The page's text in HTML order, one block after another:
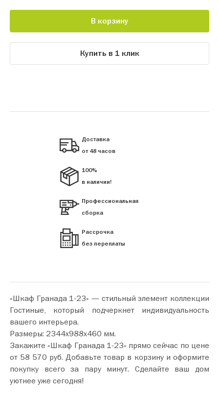
В корзину
Купить в 1 клик
Доставка
от 48 часов
100%
в наличии!
Профессиональная
сборка
Рассрочка
без переплаты
«Шкаф Гранада 1-23» — стильный элемент коллекции
Гостиные, который подчеркнет индивидуальность
вашего интерьера.
Размеры: 2344х988х460 мм.
Закажите «Шкаф Гранада 1-23» прямо сейчас по цене
от 58 570 руб. Добавьте товар в корзину и оформите
покупку всего за пару минут. Сделайте ваш дом
уютнее уже сегодня!